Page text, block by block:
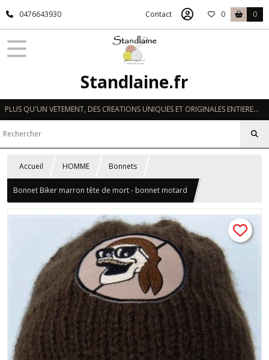
0476643930 Contact 0 0
Standlaine.fr
PLUS QU'UN VETEMENT, DES CREATIONS UNIQUES ET ORIGINALES ENTIEREMENT REALISEES A LA MAIN EN FRANCE
Accueil HOMME Bonnets
Bonnet Biker marron tête de mort - bonnet motard